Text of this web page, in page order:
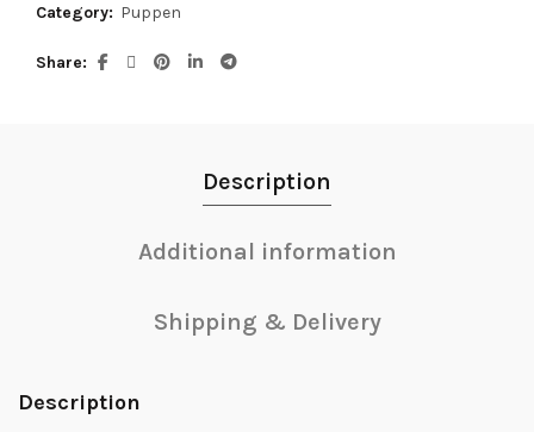
Category: Puppen
Share
Description
Additional information
Shipping & Delivery
Description